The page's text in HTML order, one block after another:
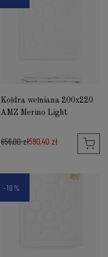
Kołdra wełniana 200x220
AMZ Merino Light
656,00 zł590,40 zł
-10%